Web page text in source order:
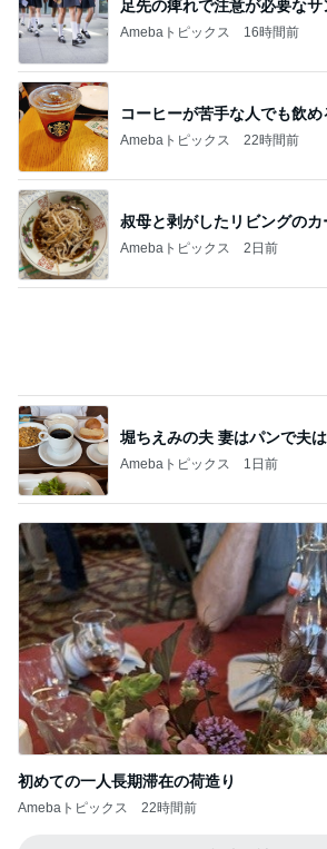
足先の痺れで注意が必要なサ
Amebaトピックス 16時間前
コーヒーが苦手な人でも飲め
Amebaトピックス 22時間前
叔母と剥がしたリビングのカ
Amebaトピックス 2日前
堀ちえみの夫 妻はパンで夫
Amebaトピックス 1日前
初めての一人長期滞在の荷造り
Amebaトピックス 22時間前